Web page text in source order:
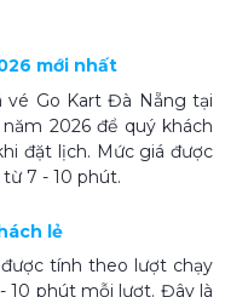
mới nhất
vé Go Kart Đà Nẵng tại
2026 để quý khách
đặt lịch. Mức giá được
7 - 10 phút.
lẻ
tính theo lượt chạy
10 phút mỗi lượt. Đây là